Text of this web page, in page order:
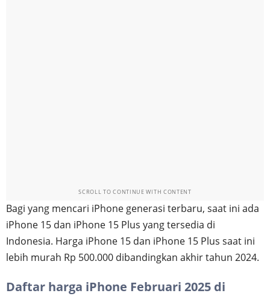
SCROLL TO CONTINUE WITH CONTENT
Bagi yang mencari iPhone generasi terbaru, saat ini ada
iPhone 15 dan iPhone 15 Plus yang tersedia di
Indonesia. Harga iPhone 15 dan iPhone 15 Plus saat ini
lebih murah Rp 500.000 dibandingkan akhir tahun 2024.
Daftar harga iPhone Februari 2025 di